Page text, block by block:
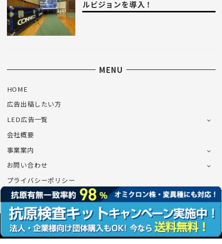
ルビジョンを導入！
MENU
HOME
広告出稿したい方
LED広告一覧
会社概要
事業案内
お問い合わせ
プライバシーポリシー
©CONNECT Co.,Ltd.All Rights Reserved.